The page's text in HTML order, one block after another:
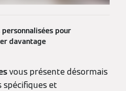
pour
davantage
vous présente désormais
et